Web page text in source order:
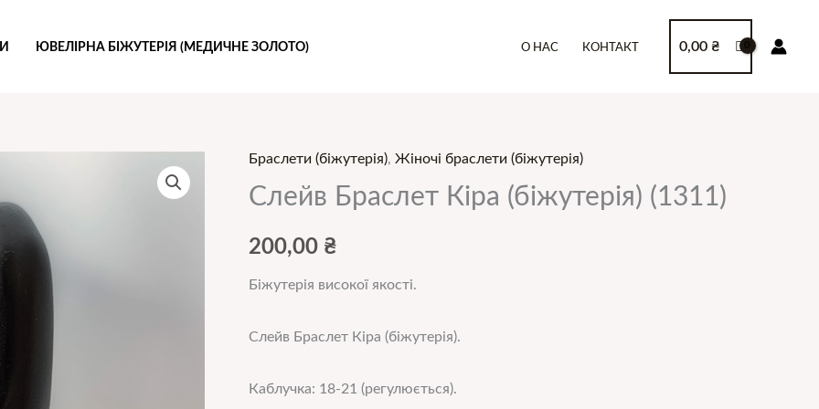
ЮВЕЛІРНА БІЖУТЕРІЯ (МЕДИЧНЕ ЗОЛОТО) О НАС КОНТАКТ 0,00 ₴
Браслети (біжутерія), Жіночі браслети (біжутерія)
Слейв Браслет Кіра (біжутерія) (1311)
200,00 ₴
Біжутерія високої якості.
Слейв Браслет Кіра (біжутерія).
Каблучка: 18-21 (регулюється).
Слейв
Браслет
(біжутерія)
кількість